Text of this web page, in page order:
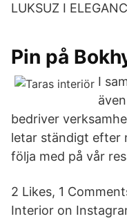
LUKSUZ I
Pin på
I
bedriver
letar ständigt efter
följa med på vår
2 Likes, 1
Interior on